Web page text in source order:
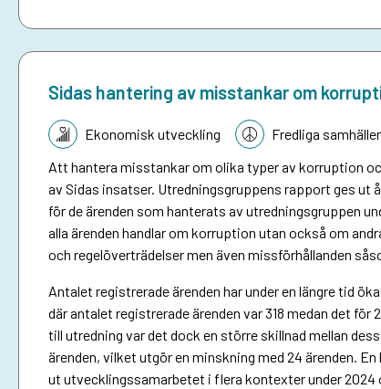
Sidas hantering av misstankar om
Tematik:Ekonomisk utveckling
Fredliga
Att hantera misstankar om olika typer av korruption
av Sidas insatser. Utredningsgruppens rapport ges
för de ärenden som hanterats av utredningsgruppen
alla ärenden handlar om korruption utan också om
och regelöverträdelser men även missförhållanden
Antalet registrerade ärenden har under en längre tid
där antalet registrerade ärenden var 318 medan det
till utredning var det dock en större skillnad mellan
ärenden, vilket utgör en minskning med 24 ärenden.
ut utvecklingssamarbetet i flera kontexter under 2024